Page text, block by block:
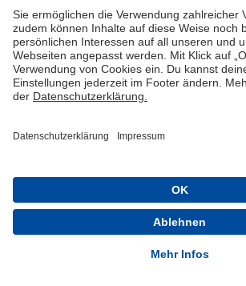
Erklärung zur Barrierefreiheit
Medienportal
Datenschutz
Haftungsausschluss
VELTINS-
ERWIN
Schalke 04 - Offizielle App